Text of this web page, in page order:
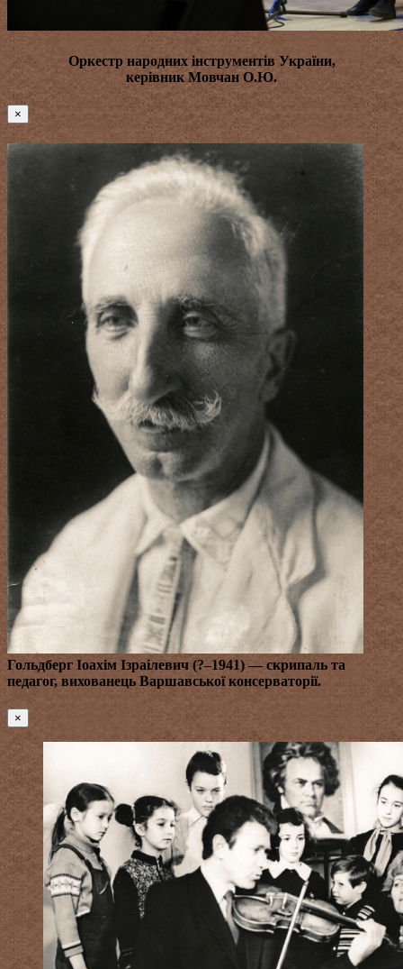
Оркестр народних інструментів України,
керівникМовчан О.Ю.
×
Гольдберг Іоахім Ізраілевич (?–1941) — скрипаль та
педагог, вихованець Варшавської консерваторії.
×